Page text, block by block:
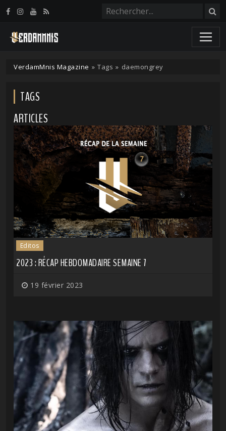
VerdamMnis Magazine » Tags » daemongrey
TAGS
ARTICLES
Editos
2023 : RÉCAP HEBDOMADAIRE SEMAINE 7
19 février 2023
Panneau de gestion des cookies